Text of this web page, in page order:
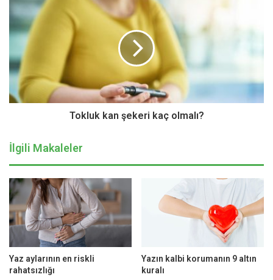
hava alabilen ayakkabılar tercih edilmeli ve pamuklu çorap
kullanılmalı.
Gölge veya klimalı ortamlar tercih edilmeli, güneşin altında
ağır fiziksel aktivitelerden uzak durulmalı ve yeterli sıvı
alımına dikkat edilmeli. Dışarısı eve göre daha sıcaksa,
perdeleri kapatarak evde kalmak daha iyi bir seçenektir.
Evde oturmaktan bunalanlar esintili bir parkta, gölge altında
Vücut, aşırı sıcaklardan kendini korumak için terler. Bu
nedenle günde en az 2,5-3 litre su içilmeli. Ancak kalp
yetersizliği olan hastalarda sıvı kısıtlaması bulunduğundan
bu kişiler mutlaka bir uzman hekime danışarak hareket
etmeli.
Tokluk kan şekeri kaç olmalı?
İlgili Makaleler
Yaz aylarının en riskli
rahatsızlığı
Yazın kalbi korumanın 9 altın
kuralı